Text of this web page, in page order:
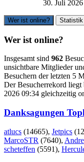
30. Juli
Wer ist online? Statistik
Wer ist online?
Insgesamt sind 962
unsichtbare Mitglieder
Besuchern der letzten 5
Der Besucherrekord liegt
2026 09:34 gleichzeitig
Danksagungen
atlucs (14665), Jetpics
MarcoSTR (7640), Andre
scheteffen (5591),